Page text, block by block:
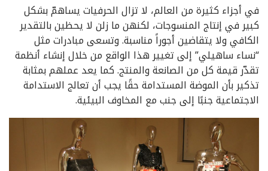
في أجزاء كثيرة من العالم، لا تزال الحرفيات يساهمّ بشكل
كبير في إنتاج المنسوجات، لكنهن ما زلن لا يحظين بالتقدير
الكافي ولا يتقاضين أجوراً مناسبة. وتسعى مبادرات مثل
“نساء ساهيلي” إلى تغيير هذا الواقع من خلال إنشاء أنظمة
تقدّر قيمة كل من الصانعة والمنتج. كما يعد عملهم بمثابة
تذكير بأن الموضة المستدامة حقًا يجب أن تعالج الاستدامة
الاجتماعية جنبًا إلى جنب مع المخاوف البيئية.